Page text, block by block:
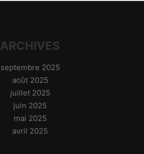
ARCHIVES
septembre 2025
août 2025
juillet 2025
juin 2025
mai 2025
avril 2025